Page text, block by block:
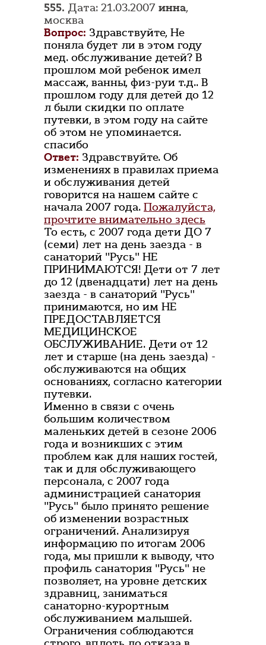
555. Дата: 21.03.2007 инна,
москва
Вопрос: Здравствуйте, Не
поняла будет ли в этом году
мед. обслуживание детей? В
прошлом мой ребенок имел
массаж, ванны, физ-руи т.д.. В
прошлом году для детей до 12
л были скидки по оплате
путевки, в этом году на сайте
об этом не упоминается.
спасибо
Ответ: Здравствуйте. Об
изменениях в правилах приема
и обслуживания детей
говорится на нашем сайте с
начала 2007 года. Пожалуйста,
прочтите внимательно здесь
То есть, с 2007 года дети ДО 7
(семи) лет на день заезда - в
санаторий "Русь" НЕ
ПРИНИМАЮТСЯ! Дети от 7 лет
до 12 (двенадцати) лет на день
заезда - в санаторий "Русь"
принимаются, но им НЕ
ПРЕДОСТАВЛЯЕТСЯ
МЕДИЦИНСКОЕ
ОБСЛУЖИВАНИЕ. Дети от 12
лет и старше (на день заезда) -
обслуживаются на общих
основаниях, согласно категории
путевки.
Именно в связи с очень
большим количеством
маленьких детей в сезоне 2006
года и возникших с этим
проблем как для наших гостей,
так и для обслуживающего
персонала, с 2007 года
администрацией санатория
"Русь" было принято решение
об изменении возрастных
ограничений. Анализируя
информацию по итогам 2006
года, мы пришли к выводу, что
профиль санатория "Русь" не
позволяет, на уровне детских
здравниц, заниматься
санаторно-курортным
обслуживанием малышей.
Ограничения соблюдаются